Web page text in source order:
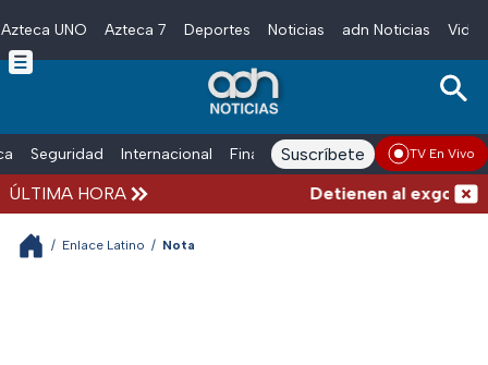
Skip to main content
Azteca UNO Azteca 7 Deportes Noticias adn Noticias
Seguridad Internacional Finanzas adn Noticias Radio
Suscríbete TV En Vivo
ÚLTIMA HORA Detienen al
/ Enlace Latino / Nota